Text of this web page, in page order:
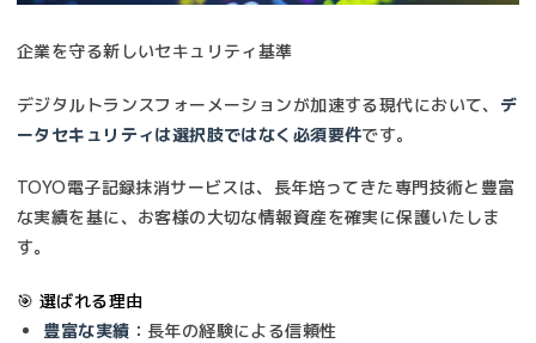
企業を守る新しいセキュリティ基準
デジタルトランスフォーメーションが加速する現代において、 デ
ータセキュリティは選択肢ではなく必須要件です。
TOYO電子記録抹消サービスは、長年培ってきた専門技術と豊富
な実績を基に、お客様の大切な情報資産を確実に保護いたしま
す。
🎯 選ばれる理由
豊富な実績 ：長年の経験による信頼性